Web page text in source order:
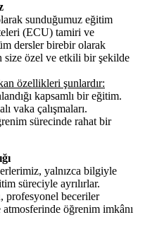
sunduğumuz eğitim
(ECU) tamiri ve
dersler birebir olarak
size özel ve etkili bir şekilde
özellikleri şunlardır:
kapsamlı bir eğitim.
vaka çalışmaları.
sürecinde rahat bir
yalnızca bilgiyle
süreciyle ayrılırlar.
, profesyonel beceriler
atmosferinde öğrenim imkânı